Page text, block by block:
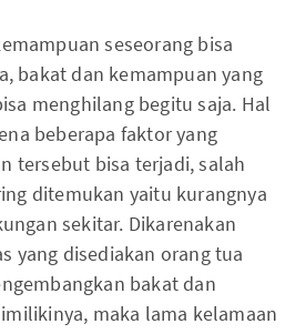
seseorang bisa
bakat dan kemampuan yang
menghilang begitu saja. Hal
beberapa faktor yang
tersebut bisa terjadi, salah
ditemukan yaitu kurangnya
sekitar. Dikarenakan
yang disediakan orang tua
bakat dan
maka lama kelamaan